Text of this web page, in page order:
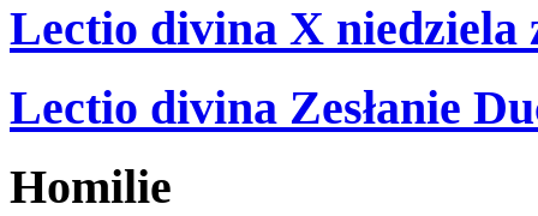
Lectio divina X niedziela
Lectio divina Zesłanie
Homilie